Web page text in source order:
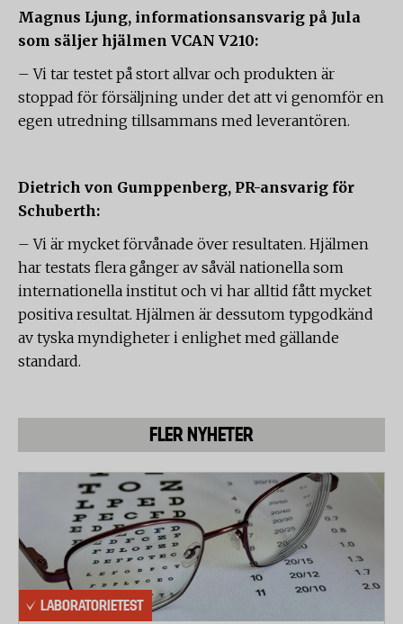
Magnus Ljung, informationsansvarig på Jula
som säljer hjälmen VCAN V210:
– Vi tar testet på stort allvar och produkten är
stoppad för försäljning under det att vi genomför en
egen utredning tillsammans med leverantören.
Dietrich von Gumppenberg, PR-ansvarig för
Schuberth:
– Vi är mycket förvånade över resultaten. Hjälmen
har testats flera gånger av såväl nationella som
internationella institut och vi har alltid fått mycket
positiva resultat. Hjälmen är dessutom typgodkänd
av tyska myndigheter i enlighet med gällande
standard.
FLER NYHETER
LABORATORIETEST